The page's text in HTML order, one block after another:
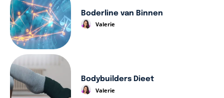
Boderline van Binnen
Valerie
Bodybuilders Dieet
Valerie